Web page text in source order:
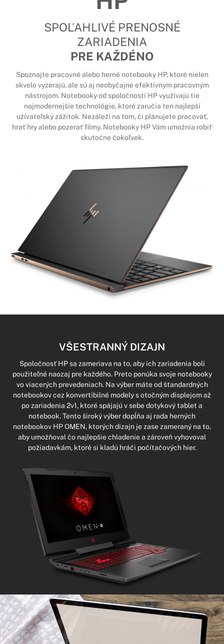
SPOĽAHLIVÉ PRENOSNÉ
ZARIADENIA
PRE KAŽDÉNO
Spoznajte pracovné alebo herné notebooky HP, ktoré nielen
skvelo vyzerajú, ale sú aj neobyčajne efektívnym pracovným
nástrojom. Notebooky od spoločnosti HP využívajú tie
najmodernejšie technológie, ktoré zaručia ten najlepší
užívateľský zážitok. Nezáleží na tom, či plánujete pracovať,
hrať hry alebo pozerať filmy. Notebooky HP Vám umožnia robiť
skutočne čokoľvek.
VŠESTRANNÝ DIZAJN
Spoločnosť HP sa zameriava na to, aby ich zariadenia boli
použiteľné naozaj pre každého. Preto ponúka svoje notebooky
vo viacerých prevedeniach. Na výber máte od štandardných
notebookov cez konvertibilné modely s otočným displejom až
po zariadenia 2v1, ktoré spájajú v sebe dotykový tablet a
notebook. Tento široký výber dopĺňa aj rada herných
notebookov HP OMEN, ktorých dizajn je zase zameraný na to,
aby umožňoval čo najlepšie chladenie a zároveň vyhovoval
požiadavkám, ktoré si kladú hráči počítačových hier.